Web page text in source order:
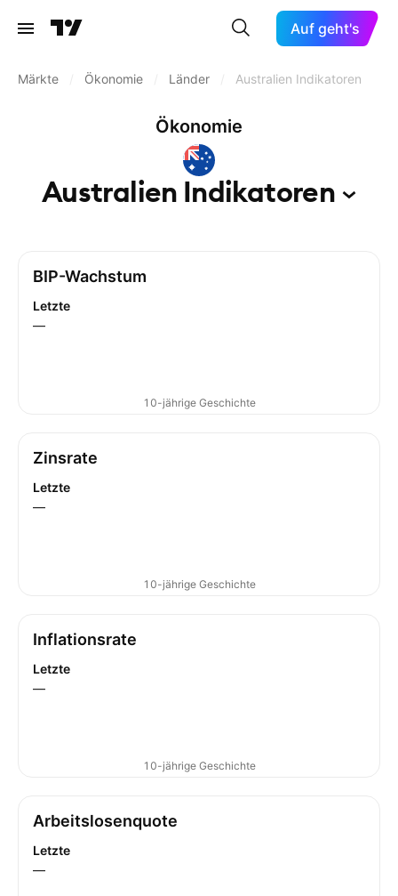
Auf geht's
Märkte Ökonomie Länder Australien Indikatoren
Ökonomie
Australien Indikatoren
BIP-Wachstum
Letzte
—
10-jährige Geschichte
Zinsrate
Letzte
—
10-jährige Geschichte
Inflationsrate
Letzte
—
10-jährige Geschichte
Arbeitslosenquote
Letzte
—